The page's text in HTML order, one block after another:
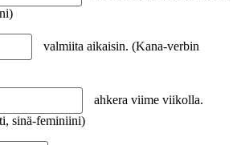
valmiita aikaisin. (Kana-verbin
ahkera viime viikolla.
sinä-feminiini)